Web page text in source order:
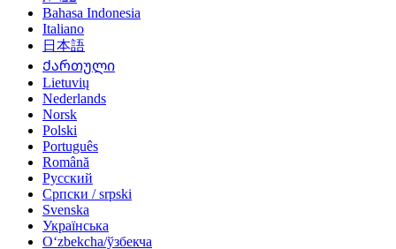
Bahasa Indonesia
Italiano
日本語
Ქართული
Lietuvių
Nederlands
Norsk
Polski
Português
Română
Русский
Српски / srpski
Svenska
Українська
Oʻzbekcha/ўзбекча